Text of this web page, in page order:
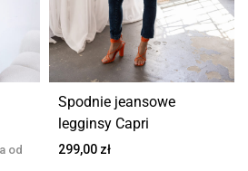
Spodnie jeansowe
legginsy Capri
299,00 zł